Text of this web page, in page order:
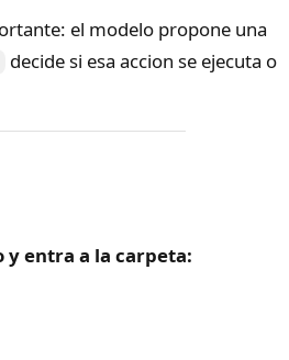
el modelo propone una
decide si esa accion se ejecuta o
y entra a la carpeta: